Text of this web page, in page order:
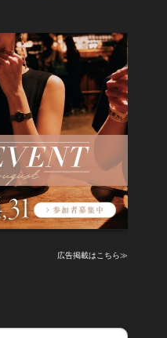
広告掲載はこちら≫